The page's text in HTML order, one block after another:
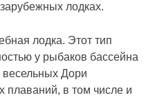
лодках.
лодка. Этот тип
у рыбаков бассейна
весельных Дори
плаваний, в том числе и